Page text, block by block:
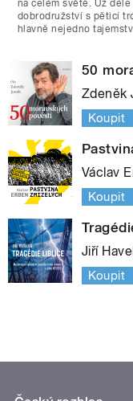
na celém světě. Už
dobrodružství s pěticí
hlavně nejedno
50
Zdeněk
Koupit
Václav
Koupit
Jiří
Koupit